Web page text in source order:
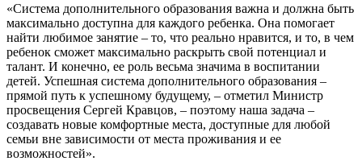
«Система дополнительного образования важна и должна быть
максимально доступна для каждого ребенка. Она помогает
найти любимое занятие – то, что реально нравится, и то, в чем
ребенок сможет максимально раскрыть свой потенциал и
талант. И конечно, ее роль весьма значима в воспитании
детей. Успешная система дополнительного образования –
прямой путь к успешному будущему, – отметил Министр
просвещения Сергей Кравцов, – поэтому наша задача –
создавать новые комфортные места, доступные для любой
семьи вне зависимости от места проживания и ее
возможностей».